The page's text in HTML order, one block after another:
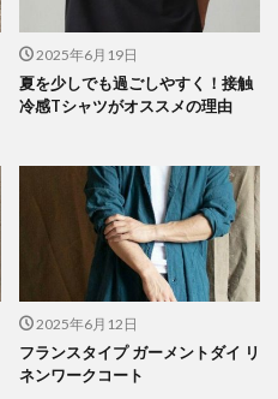
2025年6月19日
夏を少しでも過ごしやすく！接触
冷感Tシャツがオススメの理由
2025年6月12日
フランスタイプ ガーメントダイ リ
ネンワークコート